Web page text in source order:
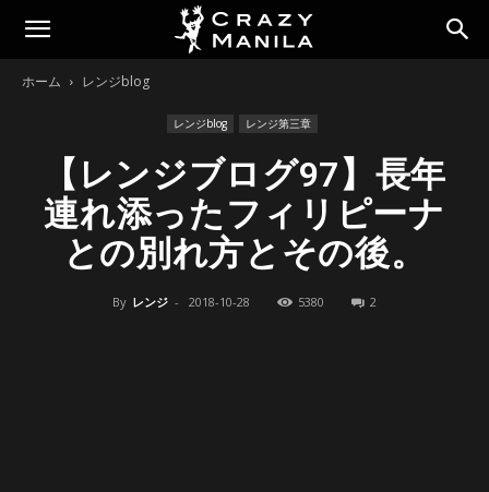
ホーム レンジblog
レンジblog レンジ第三章
【レンジブログ97】長年
連れ添ったフィリピーナ
との別れ方とその後。
By レンジ - 2018-10-28 5380 2